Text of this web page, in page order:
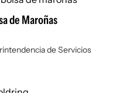
de Maroñas
de Servicios